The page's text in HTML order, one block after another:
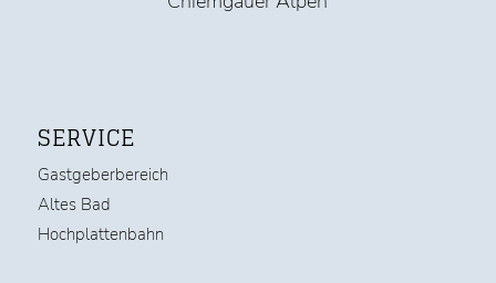
SERVICE
Gastgeberbereich
Altes Bad
Hochplattenbahn